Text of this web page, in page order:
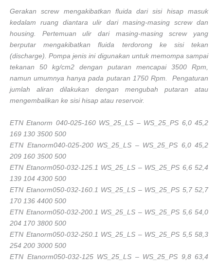
Gerakan screw mengakibatkan fluida dari sisi hisap masuk
kedalam ruang diantara ulir dari masing-masing screw dan
housing. Pertemuan ulir dari masing-masing screw yang
berputar mengakibatkan fluida terdorong ke sisi tekan
(discharge). Pompa jenis ini digunakan untuk memompa sampai
tekanan 50 kg/cm2 dengan putaran mencapai 3500 Rpm,
namun umumnya hanya pada putaran 1750 Rpm. Pengaturan
jumlah aliran dilakukan dengan mengubah putaran atau
mengembalikan ke sisi hisap atau reservoir.
ETN Etanorm 040-025-160 WS_25_LS – WS_25_PS 6,0 45,2
169 130 3500 500
ETN Etanorm040-025-200 WS_25_LS – WS_25_PS 6,0 45,2
209 160 3500 500
ETN Etanorm050-032-125.1 WS_25_LS – WS_25_PS 6,6 52,4
139 104 4300 500
ETN Etanorm050-032-160.1 WS_25_LS – WS_25_PS 5,7 52,7
170 136 4400 500
ETN Etanorm050-032-200.1 WS_25_LS – WS_25_PS 5,6 54,0
204 170 3800 500
ETN Etanorm050-032-250.1 WS_25_LS – WS_25_PS 5,5 58,3
254 200 3000 500
ETN Etanorm050-032-125 WS_25_LS – WS_25_PS 9,8 63,4